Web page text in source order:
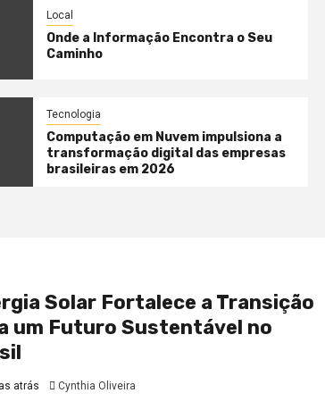
Local
Onde a Informação Encontra o Seu
Caminho
Tecnologia
Computação em Nuvem impulsiona a
transformação digital das empresas
brasileiras em 2026
Solar Fortalece a Transição
um Futuro Sustentável no
atrás Cynthia Oliveira